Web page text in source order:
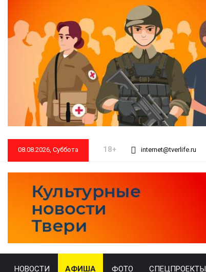
08.08.2026, Суббота 18+ internet@tverlife.ru
НОВОСТИ АФИША ФОТО СПЕЦПРОЕКТЫ